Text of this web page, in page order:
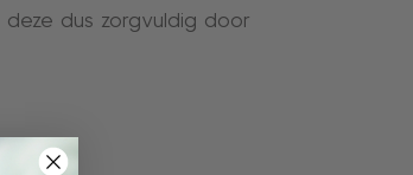
dus zorgvuldig door